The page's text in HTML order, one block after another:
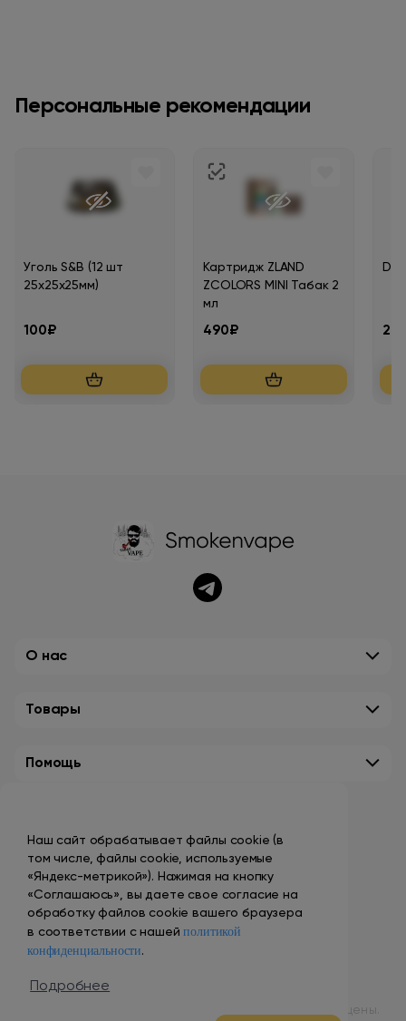
Наш сайт обрабатывает файлы cookie (в
том числе, файлы cookie, используемые
«Яндекс-метрикой»). Нажимая на кнопку
«Соглашаюсь», вы даете свое согласие на
обработку файлов cookie вашего браузера
в соответствии с нашейполитикой
конфиденциальности.
Подробнее
Персональные рекомендации
Уголь S&B (12 шт
25х25х25мм)
100₽
Картридж ZLAND
ZCOLORS MINI Табак 2
мл
490₽
О нас
Товары
Помощь
+7 (495) 149-10-99
promo@smokenvape.su
пн-пт: 9:00 – 18:00
сб-вс: выходной
© 1998 – 2024 ООО «Табак Вэйп Сити». Все права защищены.